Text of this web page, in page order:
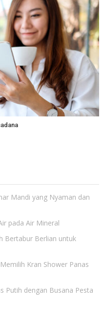
Mandi yang Nyaman dan
pada Air Mineral
Bertabur Berlian untuk
Kran Shower Panas
Putih dengan Busana Pesta